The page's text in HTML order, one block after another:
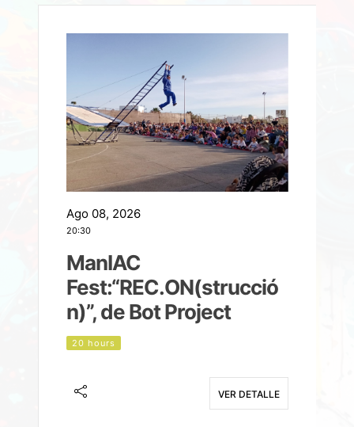
Ago 08, 2026
20:30
ManIAC
Fest:“REC.ON(strucció
n)”, de Bot Project
20 hours
VER DETALLE